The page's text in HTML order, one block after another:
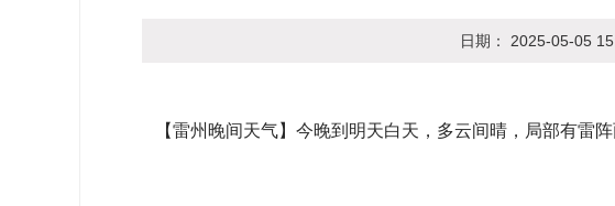
日期： 2025-05-05
【雷州晚间天气】今晚到明天白天，多云间晴，局部有雷